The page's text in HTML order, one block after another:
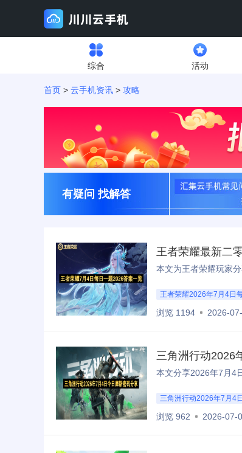
综合 活动
首页 > 云手机资讯 > 攻略
有疑问 找解答
王者荣耀最新二
王者荣耀2026年7月4日
浏览 1194 2026-
三角洲行动2026
三角洲行动2026年7月4
浏览 962 2026-07-